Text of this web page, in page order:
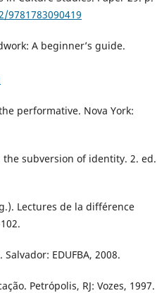
A beginner’s guide.
performative. Nova York:
the subversion of identity. 2. ed.
Lectures de la différence
EDUFBA, 2008.
Petrópolis, RJ: Vozes, 1997.